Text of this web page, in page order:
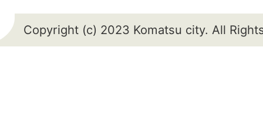
Copyright (c) 2023 Komatsu city. All